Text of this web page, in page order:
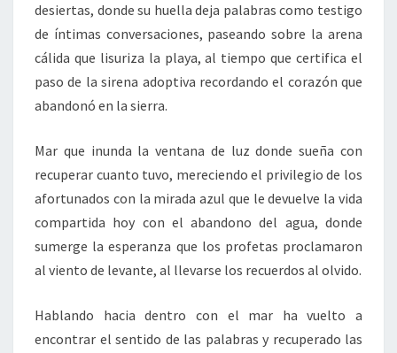
desiertas, donde su huella deja palabras como testigo
de íntimas conversaciones, paseando sobre la arena
cálida que lisuriza la playa, al tiempo que certifica el
paso de la sirena adoptiva recordando el corazón que
abandonó en la sierra.
Mar que inunda la ventana de luz donde sueña con
recuperar cuanto tuvo, mereciendo el privilegio de los
afortunados con la mirada azul que le devuelve la vida
compartida hoy con el abandono del agua, donde
sumerge la esperanza que los profetas proclamaron
al viento de levante, al llevarse los recuerdos al olvido.
Hablando hacia dentro con el mar ha vuelto a
encontrar el sentido de las palabras y recuperado las